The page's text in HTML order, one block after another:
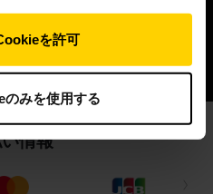
を許可
のみを使用する
情報